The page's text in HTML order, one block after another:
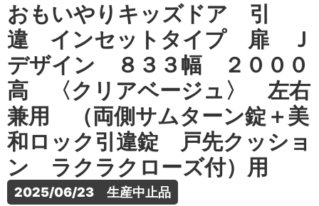
おもいやりキッズドア 引
違 インセットタイプ 扉 Ｊ
デザイン ８３３幅 ２０００
高 〈クリアベージュ〉 左右
兼用 （両側サムターン錠＋美
和ロック引違錠 戸先クッショ
ン ラクラクローズ付）用
2025/06/23　生産中止品